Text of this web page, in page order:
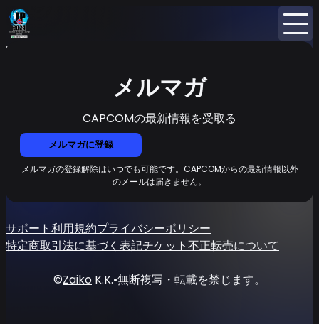
Home
メルマガ
CAPCOMの最新情報を受取る
メルマガに登録
メルマガの登録解除はいつでも可能です。CAPCOMからの最新情報以外
のメールは届きません。
サポート利用規約プライバシーポリシー
特定商取引法に基づく表記チケット不正転売について
©Zaiko K.K.•無断複写・転載を禁じます。